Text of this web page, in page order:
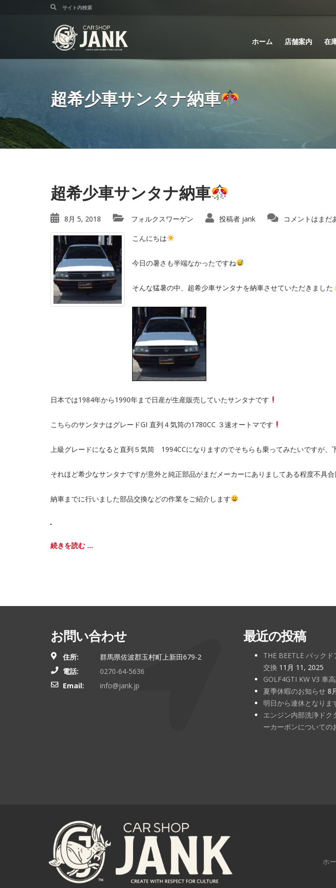
ホーム 店舗案内 在
超希少車サンタナ納車
超希少車サンタナ納車
8月 5, 2018 フォルクスワーゲン 投稿者 jank コメントはまだ
こんにちは
今日の暑さも半端なかったですね
そんな猛暑の中、超希少車サンタナを納車させていただきました
日本では1984年から1990年まで日産が生産販売していたサンタナです
こちらのサンタナはグレードGI 直列４気筒の1780CC ３速オートマです
上級グレードになると直列５気筒 1994CCになりますのでそちらも乗ってみたいですが
それほど希少なサンタナですが意外と純正部品がまだメーカーにありましてある程度不具
納車までに行いました部品交換などの作業をご紹介します
続きを読む ...
お問い合わせ
住所:
群馬県佐波郡玉村町上新田679-2
電話:
0270-64-5636
Email:
info@jank.jp
最近の投稿
THE BEETLE バック
交換 11月 11, 2025
GOLF4GTI KW V3 車
夏季休暇のお知らせ 8
明日から連休となりま
エンジン内部洗浄ドク
ーカーボンについての
ホ